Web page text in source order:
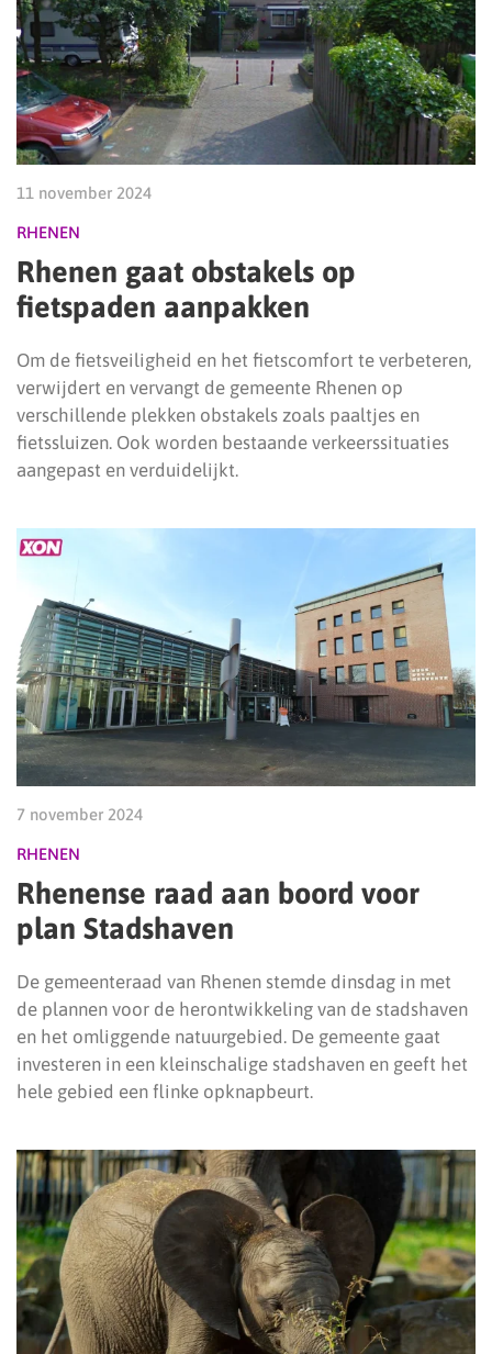
11 november 2024
RHENEN
Rhenen gaat obstakels op
fietspaden aanpakken
Om de fietsveiligheid en het fietscomfort te verbeteren,
verwijdert en vervangt de gemeente Rhenen op
verschillende plekken obstakels zoals paaltjes en
fietssluizen. Ook worden bestaande verkeerssituaties
aangepast en verduidelijkt.
7 november 2024
RHENEN
Rhenense raad aan boord voor
plan Stadshaven
De gemeenteraad van Rhenen stemde dinsdag in met
de plannen voor de herontwikkeling van de stadshaven
en het omliggende natuurgebied. De gemeente gaat
investeren in een kleinschalige stadshaven en geeft het
hele gebied een flinke opknapbeurt.